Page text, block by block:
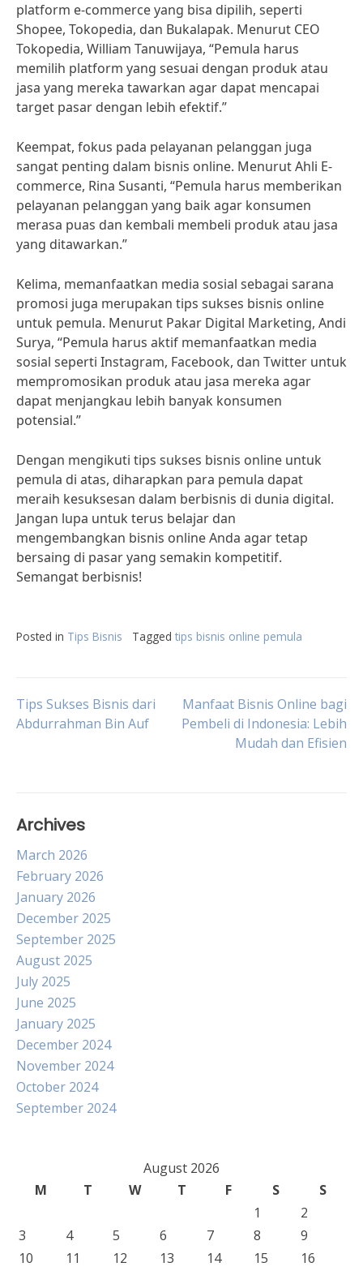
platform e-commerce yang bisa dipilih, seperti
Shopee, Tokopedia, dan Bukalapak. Menurut CEO
Tokopedia, William Tanuwijaya, “Pemula harus
memilih platform yang sesuai dengan produk atau
jasa yang mereka tawarkan agar dapat mencapai
target pasar dengan lebih efektif.”
Keempat, fokus pada pelayanan pelanggan juga
sangat penting dalam bisnis online. Menurut Ahli E-
commerce, Rina Susanti, “Pemula harus memberikan
pelayanan pelanggan yang baik agar konsumen
merasa puas dan kembali membeli produk atau jasa
yang ditawarkan.”
Kelima, memanfaatkan media sosial sebagai sarana
promosi juga merupakan tips sukses bisnis online
untuk pemula. Menurut Pakar Digital Marketing, Andi
Surya, “Pemula harus aktif memanfaatkan media
sosial seperti Instagram, Facebook, dan Twitter untuk
mempromosikan produk atau jasa mereka agar
dapat menjangkau lebih banyak konsumen
potensial.”
Dengan mengikuti tips sukses bisnis online untuk
pemula di atas, diharapkan para pemula dapat
meraih kesuksesan dalam berbisnis di dunia digital.
Jangan lupa untuk terus belajar dan
mengembangkan bisnis online Anda agar tetap
bersaing di pasar yang semakin kompetitif.
Semangat berbisnis!
Posted in Tips Bisnis Tagged tips bisnis online pemula
Post
Tips Sukses Bisnis dari
Abdurrahman Bin Auf
Manfaat Bisnis Online bagi
Pembeli di Indonesia: Lebih
Mudah dan Efisien
Archives
March 2026
February 2026
January 2026
December 2025
September 2025
August 2025
July 2025
June 2025
January 2025
December 2024
November 2024
October 2024
September 2024
August 2026
M
T W T F S
S
1
2
3
4 5 6 7 8
9
10
11 12 13 14 15
16